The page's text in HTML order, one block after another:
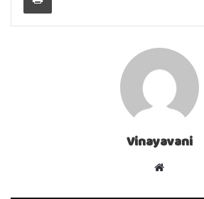
Vinayavani
Website